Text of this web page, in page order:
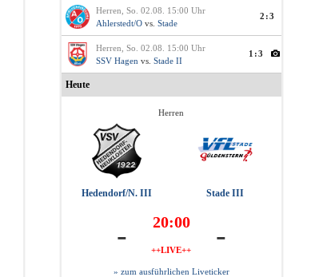
Herren, So. 02.08. 15:00 Uhr
Ahlerstedt/Ovs. Stade
2:3
Herren, So. 02.08. 15:00 Uhr
SSV Hagen vs. Stade II
1:3
Heute
Herren
Hedendorf/N. III Stade III
- 20:00
++LIVE++ -
» zum ausführlichen Liveticker